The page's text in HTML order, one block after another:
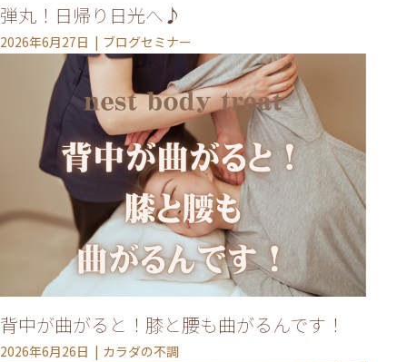
弾丸！日帰り日光へ♪
2026年6月27日 ブログセミナー
背中が曲がると！膝と腰も曲がるんです！
2026年6月26日 カラダの不調